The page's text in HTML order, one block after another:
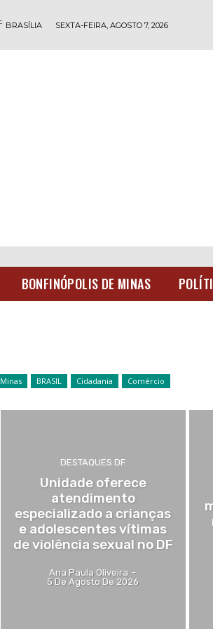
BRASÍLIA SEXTA-FEIRA, AGOSTO 7, 2026
BONFINÓPOLIS DE MINAS
BRASIL Cidadania Comércio
DESTAQUES DF
Unidade oferece
atendimento
especializado a crianças
e adolescentes vítimas
de violência sexual no DF
Ana Paula Oliveira -
5 De Agosto De 2026